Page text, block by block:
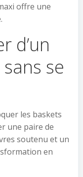
offre une
d’un
se
les baskets
une paire de
soutenu et un
en